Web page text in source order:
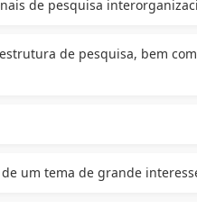
de pesquisa
de pesquisa, bem
um tema de grande